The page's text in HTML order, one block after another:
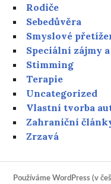
Rodiče
Sebedůvěra
Smyslové
Speciální zájmy
Stimming
Terapie
Uncategorized
Vlastní tvorba
Zahraniční
Zrzavá
Používáme WordPress (v